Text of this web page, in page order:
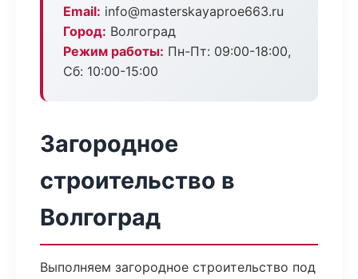
Email: info@masterskayaproe663.ru
Город: Волгоград
Режим работы: Пн-Пт: 09:00-18:00,
Сб: 10:00-15:00
Загородное
строительство в
Волгоград
Выполняем загородное строительство под